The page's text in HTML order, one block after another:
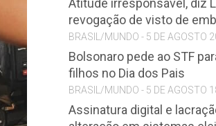
Atitude irresponsável, diz
revogação de visto de
BRASIL/MUNDO - 5 DE AGOSTO
Bolsonaro pede ao STF
filhos no Dia dos Pais
BRASIL/MUNDO - 5 DE AGOSTO
Assinatura digital e